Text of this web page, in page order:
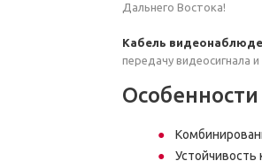
Дальнего Востока!
Кабель
передачу видеосигнала